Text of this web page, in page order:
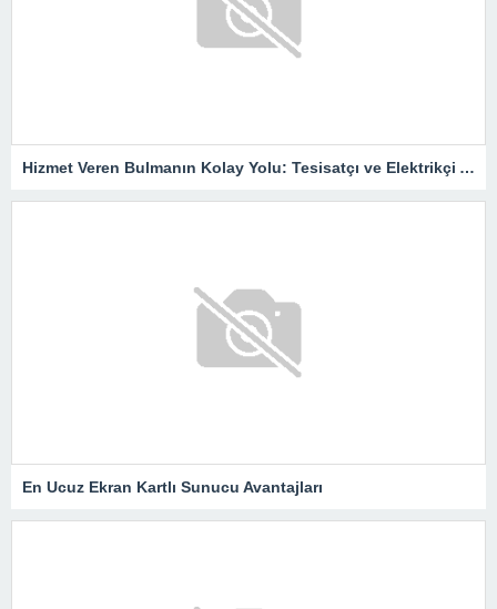
Hizmet Veren Bulmanın Kolay Yolu: Tesisatçı ve Elektrikçi Ararken Nelere Dikkat Edilmeli?
En Ucuz Ekran Kartlı Sunucu Avantajları